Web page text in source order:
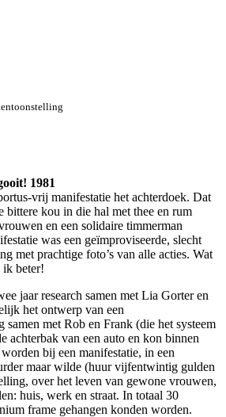
1981
vrij manifestatie het achterdoek. Dat
bittere kou in die hal met thee en rum
en een solidaire timmerman
was een geïmproviseerde, slecht
met prachtige foto’s van alle acties. Wat
ik beter!
jaar research samen met Lia Gorter en
het ontwerp van een
samen met Rob en Frank (die het systeem
achterbak van een auto en kon binnen
bij een manifestatie, in een
maar wilde (huur vijfentwintig gulden
over het leven van gewone vrouwen,
huis, werk en straat. In totaal 30
frame gehangen konden worden.